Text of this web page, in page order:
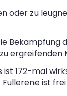
zu
Bekämpfung
ergreifenden
172-mal
Fullerene ist